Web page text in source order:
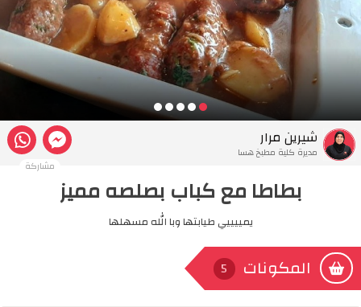
شيرين مرار
مديرة كلية مطبخ هسا
مشاركة
بطاطا مع كباب بصلصه مميز
يمييييي طيابتها وبا الله مسهلها
المكونات 5